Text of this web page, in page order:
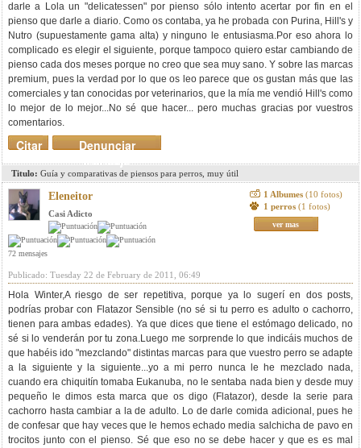
darle a Lola un "delicatessen" por pienso sólo intento acertar por fin en el
pienso que darle a diario. Como os contaba, ya he probada con Purina, Hill's y
Nutro (supuestamente gama alta) y ninguno le entusiasma.Por eso ahora lo
complicado es elegir el siguiente, porque tampoco quiero estar cambiando de
pienso cada dos meses porque no creo que sea muy sano. Y sobre las marcas
premium, pues la verdad por lo que os leo parece que os gustan más que las
comerciales y tan conocidas por veterinarios, que la mía me vendió Hill's como
lo mejor de lo mejor...No sé que hacer... pero muchas gracias por vuestros
comentarios.
Denunciar
mensaje
Citar
Titulo: Guía y comparativas de piensos para perros, muy útil
Eleneitor
Casi Adicto
72 mensajes
1 Albumes (10 fotos)
1 perros (1 fotos)
ver mas
Publicado: Tuesday 22 de February de 2011, 06:49
Hola Winter,A riesgo de ser repetitiva, porque ya lo sugerí en dos posts,
podrías probar con Flatazor Sensible (no sé si tu perro es adulto o cachorro,
tienen para ambas edades). Ya que dices que tiene el estómago delicado, no
sé si lo venderán por tu zona.Luego me sorprende lo que indicáis muchos de
que habéis ido "mezclando" distintas marcas para que vuestro perro se adapte
a la siguiente y la siguiente...yo a mi perro nunca le he mezclado nada,
cuando era chiquitín tomaba Eukanuba, no le sentaba nada bien y desde muy
pequeño le dimos esta marca que os digo (Flatazor), desde la serie para
cachorro hasta cambiar a la de adulto. Lo de darle comida adicional, pues he
de confesar que hay veces que le hemos echado media salchicha de pavo en
trocitos junto con el pienso. Sé que eso no se debe hacer y que es es mal